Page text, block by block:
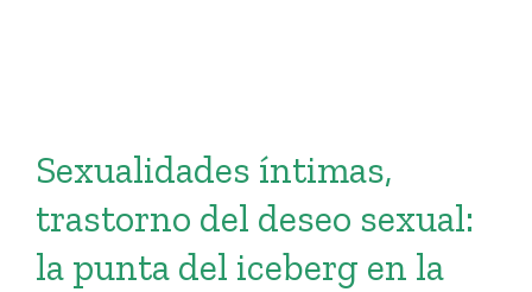
Sexualidades íntimas,
trastorno del deseo sexual:
la punta del iceberg en la